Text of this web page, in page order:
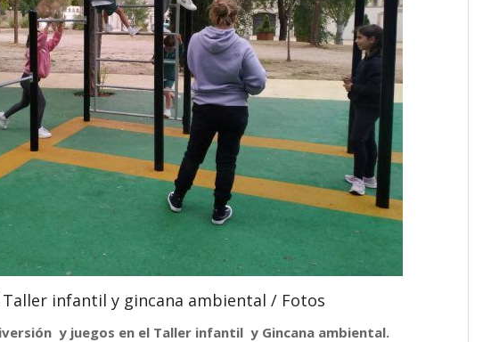
Taller infantil y gincana ambiental / Fotos
y juegos en el Taller infantil y Gincana ambiental.